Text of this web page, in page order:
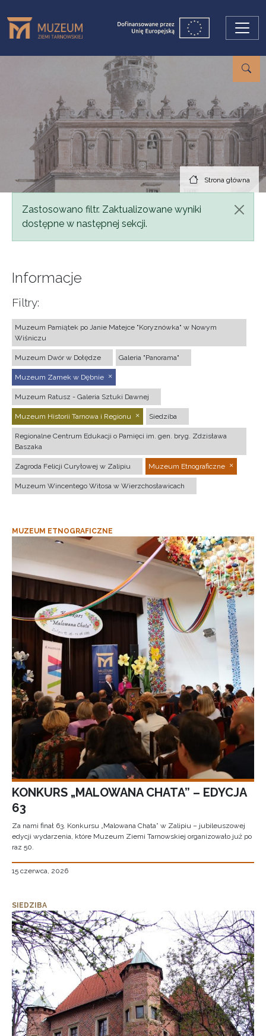
Strona główna
Komunikat
Zastosowano filtr. Zaktualizowane wyniki
dostępne w następnej sekcji.
Informacje
Filtry:
Muzeum Pamiątek po Janie Matejce "Koryznówka" w Nowym
Wiśniczu
Muzeum Dwór w Dołędze Galeria "Panorama"
Muzeum Zamek w Dębnie
Muzeum Ratusz - Galeria Sztuki Dawnej
Muzeum Historii Tarnowa i Regionu Siedziba
Regionalne Centrum Edukacji o Pamięci im. gen. bryg. Zdzisława
Baszaka
Zagroda Felicji Curyłowej w Zalipiu Muzeum Etnograficzne
Muzeum Wincentego Witosa w Wierzchosławicach
MUZEUM ETNOGRAFICZNE
KONKURS „MALOWANA CHATA” – EDYCJA
63
Za nami finał 63. Konkursu „Malowana Chata” w Zalipiu – jubileuszowej
edycji wydarzenia, które Muzeum Ziemi Tarnowskiej organizowało już po
raz 50.
15 czerwca, 2026
SIEDZIBA